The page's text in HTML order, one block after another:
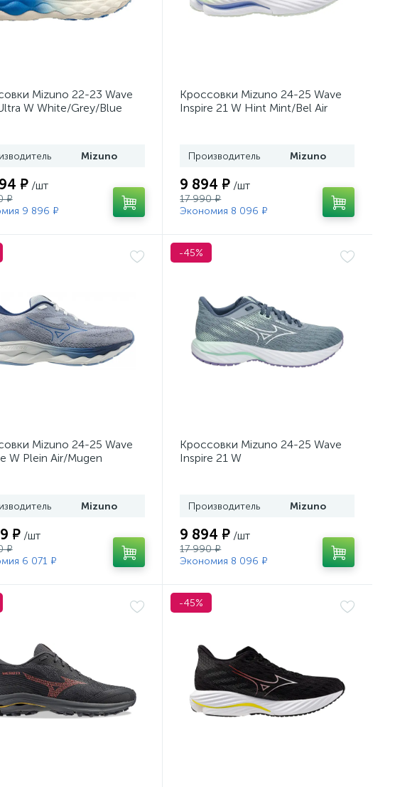
Mizuno 22-23 Wave
W White/Grey/Blue
Mizuno
₽ /шт
₽
9 896 ₽
Кроссовки Mizuno 24-25 Wave
Inspire 21 W Hint Mint/Bel Air
Производитель Mizuno
9 894 ₽ /шт
17 990 ₽
Экономия 8 096 ₽
Mizuno 24-25 Wave
W Plein Air/Mugen
Mizuno
₽ /шт
₽
6 071 ₽
-45%
Кроссовки Mizuno 24-25 Wave
Inspire 21 W
Производитель Mizuno
9 894 ₽ /шт
17 990 ₽
Экономия 8 096 ₽
-45%